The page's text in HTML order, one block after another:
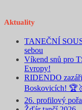
Aktuality
TANEČNÍ
sebou
Víkend snů pro
Evropy!
RIDENDO
Boskovicích!
26. profilový